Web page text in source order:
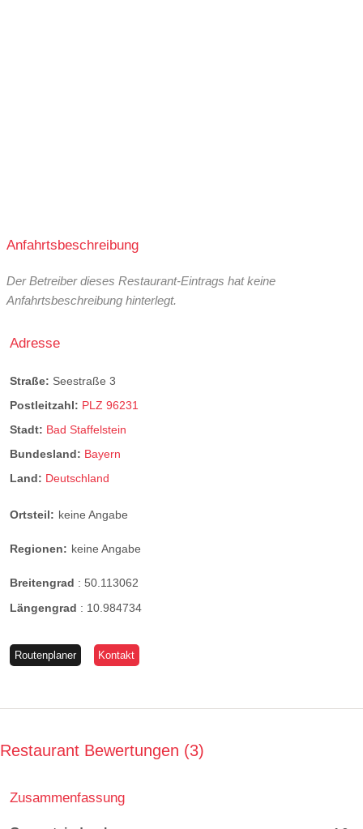
Anfahrtsbeschreibung
Der Betreiber dieses Restaurant-Eintrags hat keine
Anfahrtsbeschreibung hinterlegt.
Adresse
Straße: Seestraße 3
Postleitzahl: PLZ 96231
Stadt: Bad Staffelstein
Bundesland: Bayern
Land: Deutschland
Ortsteil: keine Angabe
Regionen: keine Angabe
Breitengrad : 50.113062
Längengrad : 10.984734
Routenplaner Kontakt
Restaurant Bewertungen 3
Zusammenfassung